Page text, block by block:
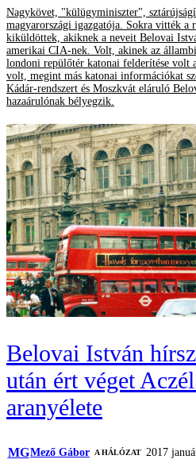
Nagykövet, "külügyminiszter",
magyarországi igazgatója. Sokra vitték a
kiküldöttek, akiknek a neveit Belovai
amerikai CIA-nek. Volt, akinek az
londoni repülőtér katonai felderítése volt
volt, megint más katonai információkat
Kádár-rendszert és Moszkvát eláruló
hazaárulónak bélyegzik.
Belovai István
után ért véget
aranyélete
MGMező Gábor A HÁLÓZAT
2017